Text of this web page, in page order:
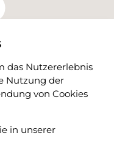
das Nutzererlebnis
Nutzung der
von Cookies
in unserer